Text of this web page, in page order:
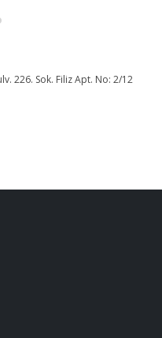
226. Sok. Filiz Apt. No: 2/12